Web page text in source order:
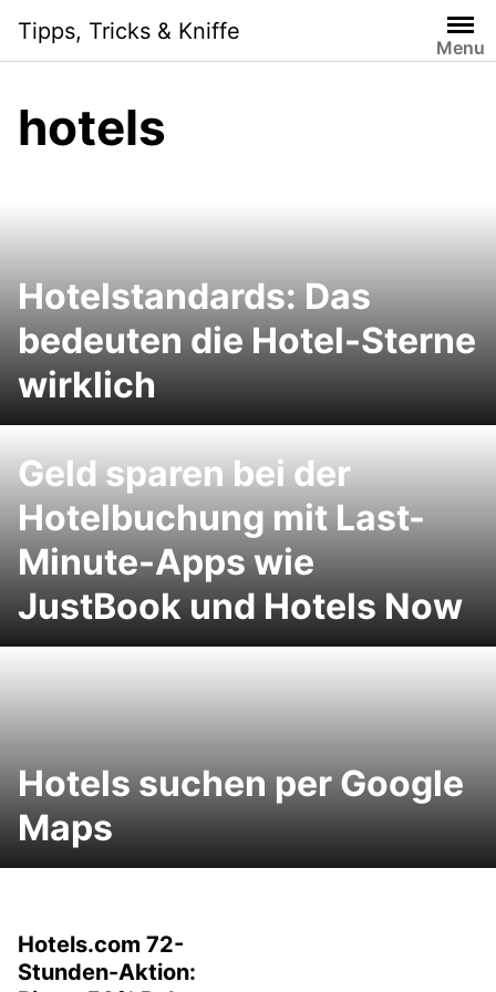
content
Tipps, Tricks & Kniffe
Menu
hotels
Hotelstandards: Das
bedeuten die Hotel-Sterne
wirklich
Geld sparen bei der
Hotelbuchung mit Last-
Minute-Apps wie
JustBook und Hotels Now
Hotels suchen per Google
Maps
Hotels.com 72-
Stunden-Aktion: